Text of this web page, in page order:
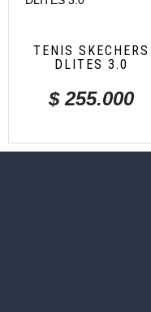
TENIS SKECHERS
DLITES 3.0
$255.000